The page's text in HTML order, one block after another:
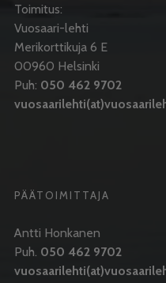
Toimitus:
Vuosaari-lehti
Merikorttikuja 6 E
00960 Helsinki
Puh: 050 462 9702
PÄÄTOIMITTAJA
Antti Honkanen
Puh. 050 462 9702